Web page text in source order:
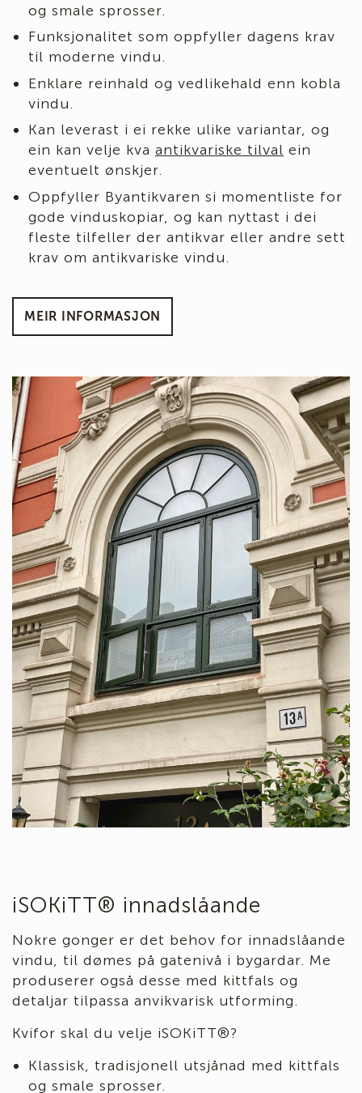
og smale sprosser.
Funksjonalitet som oppfyller dagens krav
til moderne vindu.
Enklare reinhald og vedlikehald enn kobla
vindu.
Kan leverast i ei rekke ulike variantar, og
ein kan velje kva antikvariske tilval ein
eventuelt ønskjer.
Oppfyller Byantikvaren si momentliste for
gode vinduskopiar, og kan nyttast i dei
fleste tilfeller der antikvar eller andre sett
krav om antikvariske vindu.
MEIR INFORMASJON
iSOKiTT® innadslåande
Nokre gonger er det behov for innadslåande
vindu, til dømes på gatenivå i bygardar. Me
produserer også desse med kittfals og
detaljar tilpassa anvikvarisk utforming.
Kvifor skal du velje iSOKiTT®?
Klassisk, tradisjonell utsjånad med kittfals
og smale sprosser.